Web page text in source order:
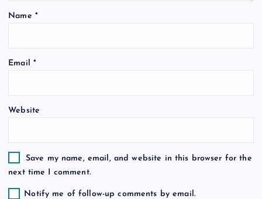
i
Name *
Email *
Website
Save my name, email, and website in this browser for the
next time I comment.
Notify me of follow-up comments by email.